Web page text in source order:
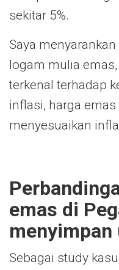
sekitar 5%.
Saya
logam mulia
terkenal terhadap
inflasi, harga
menyesuaikan
emas di
menyimpan
Sebagai study